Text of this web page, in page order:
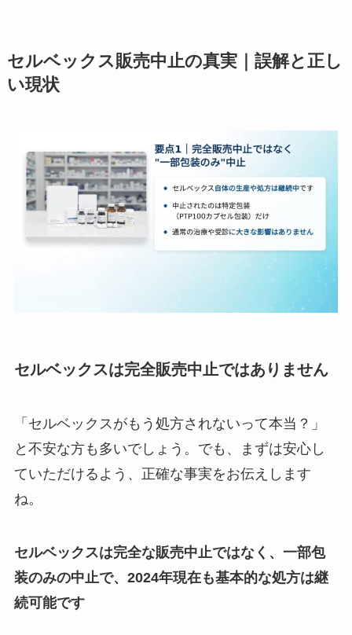
セルベックス販売中止の真実｜誤解と正し
い現状
セルベックスは完全販売中止ではありません
「セルベックスがもう処方されないって本当？」
と不安な方も多いでしょう。でも、まずは安心し
ていただけるよう、正確な事実をお伝えします
ね。
セルベックスは完全な販売中止ではなく、一部包
装のみの中止で、2024年現在も基本的な処方は継
続可能です